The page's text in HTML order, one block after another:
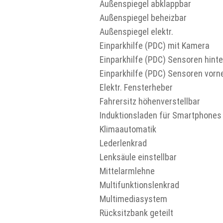
Außenspiegel abklappbar
Außenspiegel beheizbar
Außenspiegel elektr.
Einparkhilfe (PDC) mit Kamera
Einparkhilfe (PDC) Sensoren
Einparkhilfe (PDC) Sensoren
Elektr. Fensterheber
Fahrersitz höhenverstellbar
Induktionsladen für Smartphones
Klimaautomatik
Lederlenkrad
Lenksäule einstellbar
Mittelarmlehne
Multifunktionslenkrad
Multimediasystem
Rücksitzbank geteilt